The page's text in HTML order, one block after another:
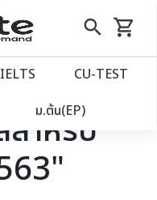
close
search
Skip
to
shopping_cart
รถเข็น
IELTS CU‑TEST
ม.ต้น(EP)
ำหรับ